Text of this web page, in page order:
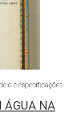
e especificações:
ÁGUA NA